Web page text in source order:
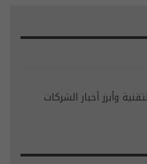
وأبرز أخبار الشركات